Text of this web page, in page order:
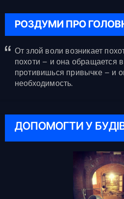
РОЗДУМИ ПРО
От злой воли возникает
похоти – и она обращается
противишься привычке – и
необходимость.
ДОПОМОГТИ У